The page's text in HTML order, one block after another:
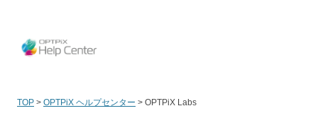
TOP > OPTPiX ヘルプセンター > OPTPiX Labs